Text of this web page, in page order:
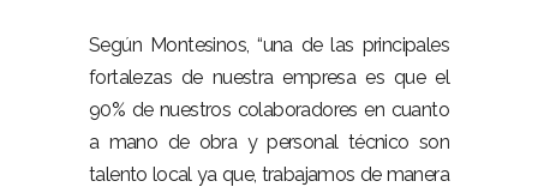
Según Montesinos, “una de las principales
fortalezas de nuestra empresa es que el
90% de nuestros colaboradores en cuanto
a mano de obra y personal técnico son
talento local ya que, trabajamos de manera